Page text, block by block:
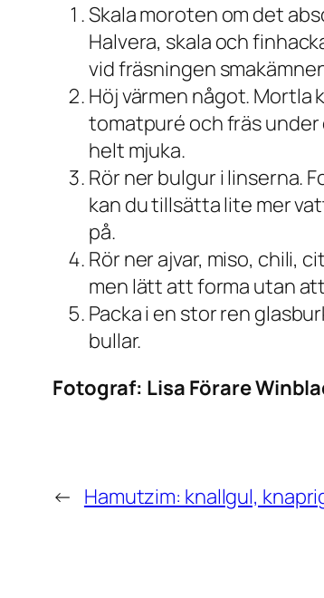
Skala moroten om det
Halvera, skala och
vid fräsningen
Höj värmen något. Mortla
tomatpuré och fräs under
helt mjuka.
Rör ner bulgur i linserna.
kan du tillsätta lite mer
på.
Rör ner ajvar, miso, chili,
men lätt att forma utan
Packa i en stor ren
bullar.
Fotograf: Lisa Förare
← Hamutzim: knallgul,